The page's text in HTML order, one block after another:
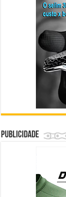
Publicidade